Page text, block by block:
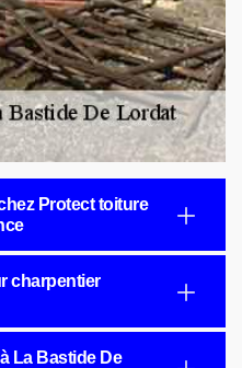
Protect toiture
charpentier
La Bastide De